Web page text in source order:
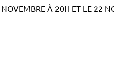
À 20H ET LE 22